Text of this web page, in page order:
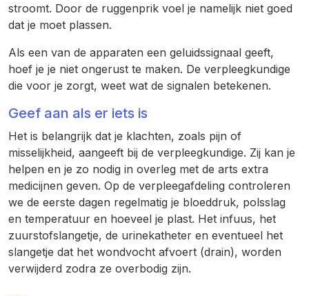
stroomt. Door de ruggenprik voel je namelijk niet goed
dat je moet plassen.
Als een van de apparaten een geluidssignaal geeft,
hoef je je niet ongerust te maken. De verpleegkundige
die voor je zorgt, weet wat de signalen betekenen.
Geef aan als er iets is
Het is belangrijk dat je klachten, zoals pijn of
misselijkheid, aangeeft bij de verpleegkundige. Zij kan je
helpen en je zo nodig in overleg met de arts extra
medicijnen geven. Op de verpleegafdeling controleren
we de eerste dagen regelmatig je bloeddruk, polsslag
en temperatuur en hoeveel je plast. Het infuus, het
zuurstofslangetje, de urinekatheter en eventueel het
slangetje dat het wondvocht afvoert (drain), worden
verwijderd zodra ze overbodig zijn.